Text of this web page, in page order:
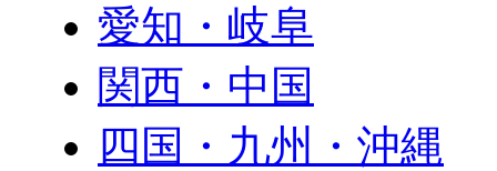
愛知・岐阜
関西・中国
四国・九州・沖縄